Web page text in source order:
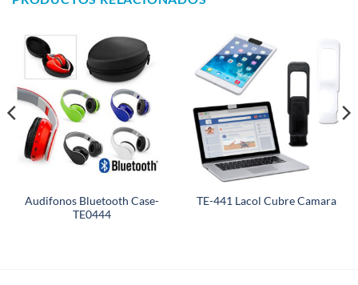
Audifonos Bluetooth Case-
TE0444
TE-441 Lacol Cubre Camara